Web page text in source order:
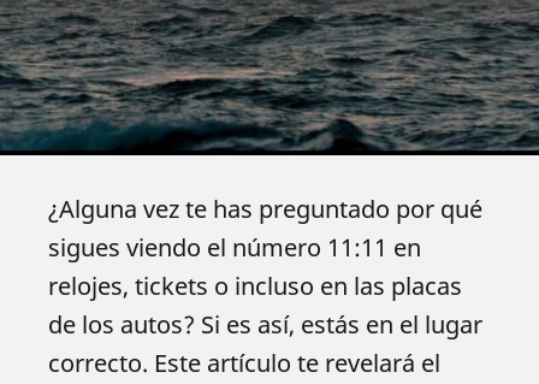
¿Alguna vez te has preguntado por qué
sigues viendo el número 11:11 en
relojes, tickets o incluso en las placas
de los autos? Si es así, estás en el lugar
correcto. Este artículo te revelará el